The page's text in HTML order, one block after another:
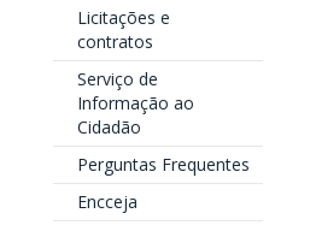
Licitações e
contratos
Serviço de
Informação ao
Cidadão
Perguntas Frequentes
Encceja